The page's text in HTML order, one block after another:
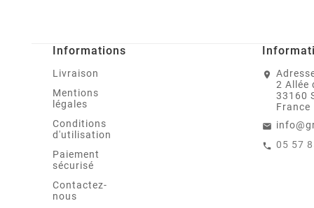
Informations
Livraison
Mentions
légales
Conditions
d'utilisation
Paiement
sécurisé
Contactez-
nous
2 Allée
33160
France
05 57